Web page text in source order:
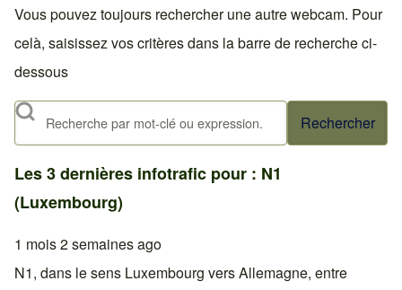
Vous pouvez toujours rechercher une autre webcam. Pour
celà, saisissez vos critères dans la barre de recherche ci-
dessous
Rechercher
Les 3 dernières infotrafic pour : N1
(Luxembourg)
1 mois 2 semaines ago
N1, dans le sens Luxembourg vers Allemagne, entre